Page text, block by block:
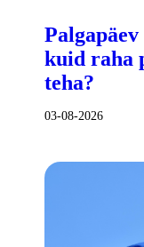
kuid raha
teha?
03-08-2026